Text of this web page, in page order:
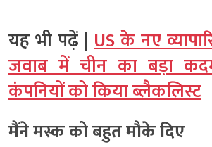
यह भी पढ़ें | US के नए
जवाब में चीन का बड़ा
कंपनियों को किया ब्लैकलिस्ट
मैंने मस्क को बहुत मौके दिए